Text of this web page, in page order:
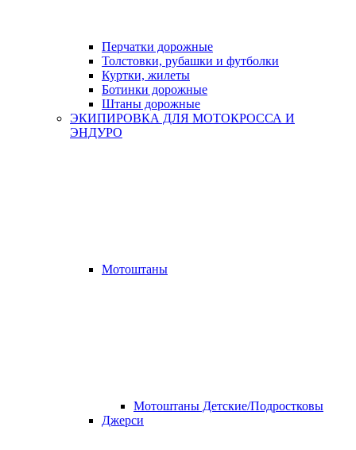
Перчатки дорожные
Толстовки, рубашки и футболки
Куртки, жилеты
Ботинки дорожные
Штаны дорожные
ЭКИПИРОВКА ДЛЯ МОТОКРОССА И
ЭНДУРО
Мотоштаны
Мотоштаны Детские/Подростковы
Джерси